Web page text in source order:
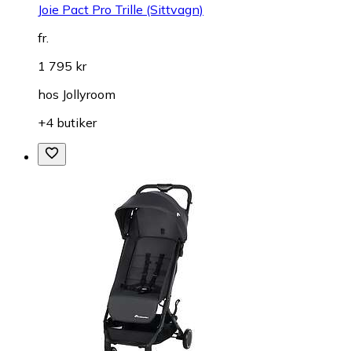
Joie Pact Pro Trille (Sittvagn)
fr.
1 795 kr
hos Jollyroom
+4 butiker